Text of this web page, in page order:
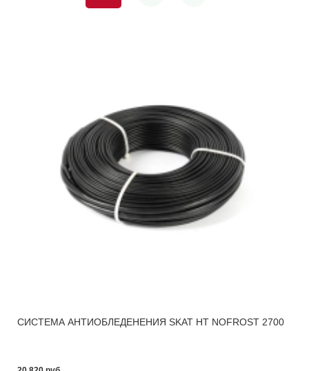
СИСТЕМА АНТИОБЛЕДЕНЕНИЯ SKAT HT NOFROST 2700